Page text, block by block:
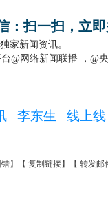
：扫一扫，立
家新闻资讯。
@网络新闻联播 ，@
李东生
线上
】【 复制链接】【 转发邮